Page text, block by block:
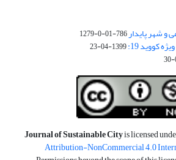
و شهر پایدار786-01-0-1279
کووید 19: 1399-04-23
Journal of Sustainable Cityis licensed
Attribution-NonCommercial 4.0